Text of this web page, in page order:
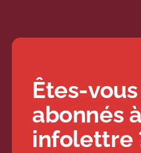
Êtes-vous
abonnés
infolettre